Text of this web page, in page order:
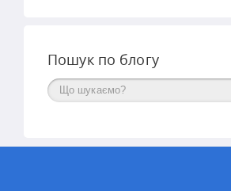
Пошук по блогу
Поиск